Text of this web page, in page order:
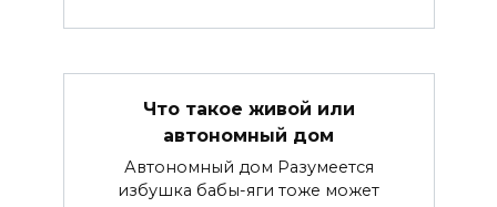
Что такое живой или
автономный дом
Автономный дом Разумеется
избушка бабы-яги тоже может